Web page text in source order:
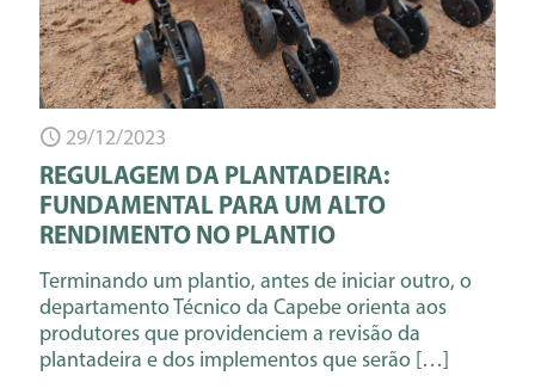
29/12/2023
REGULAGEM DA PLANTADEIRA:
FUNDAMENTAL PARA UM ALTO
RENDIMENTO NO PLANTIO
Terminando um plantio, antes de iniciar outro, o
departamento Técnico da Capebe orienta aos
produtores que providenciem a revisão da
plantadeira e dos implementos que serão […]